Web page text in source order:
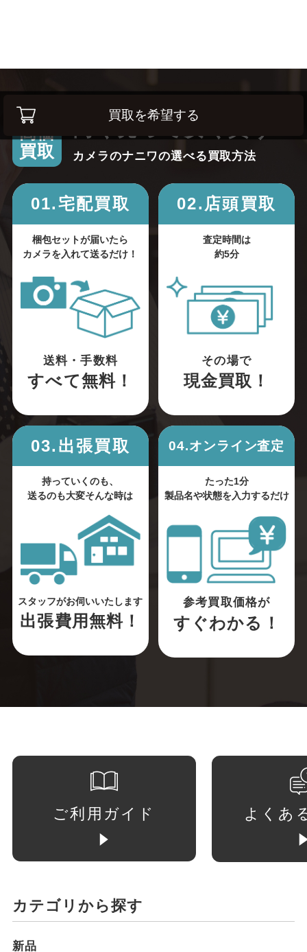
買取を希望する
高価
買取
高く売って安く買う！
カメラのナニワの選べる買取方法
01.宅配買取
梱包セットが届いたら
カメラを入れて送るだけ！
送料・手数料
すべて無料！
02.店頭買取
査定時間は
約5分
その場で
現金買取！
03.出張買取
持っていくのも、
送るのも大変そんな時は
スタッフがお伺いいたします
出張費用無料！
04.オンライン査定
たった1分
製品名や状態を入力するだけ
参考買取価格が
すぐわかる！
ご利用ガイド よくあ
カテゴリから探す
新品